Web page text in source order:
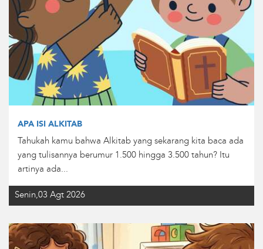
APA ISI ALKITAB
Tahukah kamu bahwa Alkitab yang sekarang kita baca ada
yang tulisannya berumur 1.500 hingga 3.500 tahun? Itu
artinya ada...
Senin,03 Agt 2026